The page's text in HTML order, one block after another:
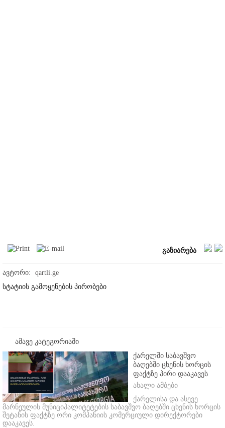
გაზიარება
ავტორი:
qartli.ge
სტატიის გამოყენების პირობები
ამავე კატეგორიაში
ქარელში საბავშვო
ბაღებში ცხენის ხორცის
ფაქტზე პირი დააკავეს
ახალი ამბები
ქარელისა და ასევე
მარნეულის მუნიციპალიტეტების საბავშვო ბაღებში ცხენის ხორცის
შეტანის ფაქტზე ორი კომპანიის კომერციული დირექტორები
დააკავეს.